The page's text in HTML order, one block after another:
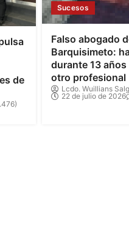
de
Sucesos
Falso abogado
Barquisimeto:
durante 13
otro profesional
Lcdo. Wuillians
22 de julio de 2026